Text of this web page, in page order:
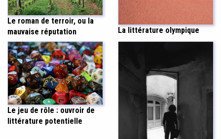
Le roman de terroir, ou la
mauvaise réputation
La littérature olympique
Le jeu de rôle : ouvroir de
littérature potentielle